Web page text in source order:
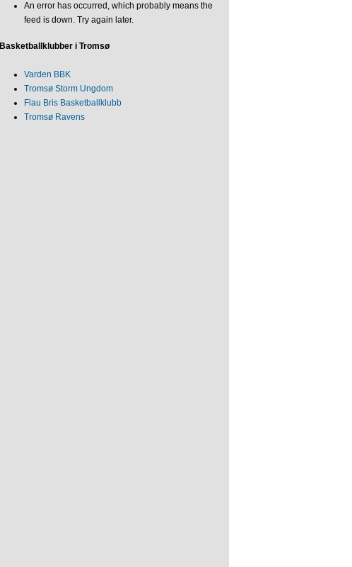
An error has occurred, which probably means the
feed is down. Try again later.
Basketballklubber i Tromsø
Varden BBK
Tromsø Storm Ungdom
Flau Bris Basketballklubb
Tromsø Ravens